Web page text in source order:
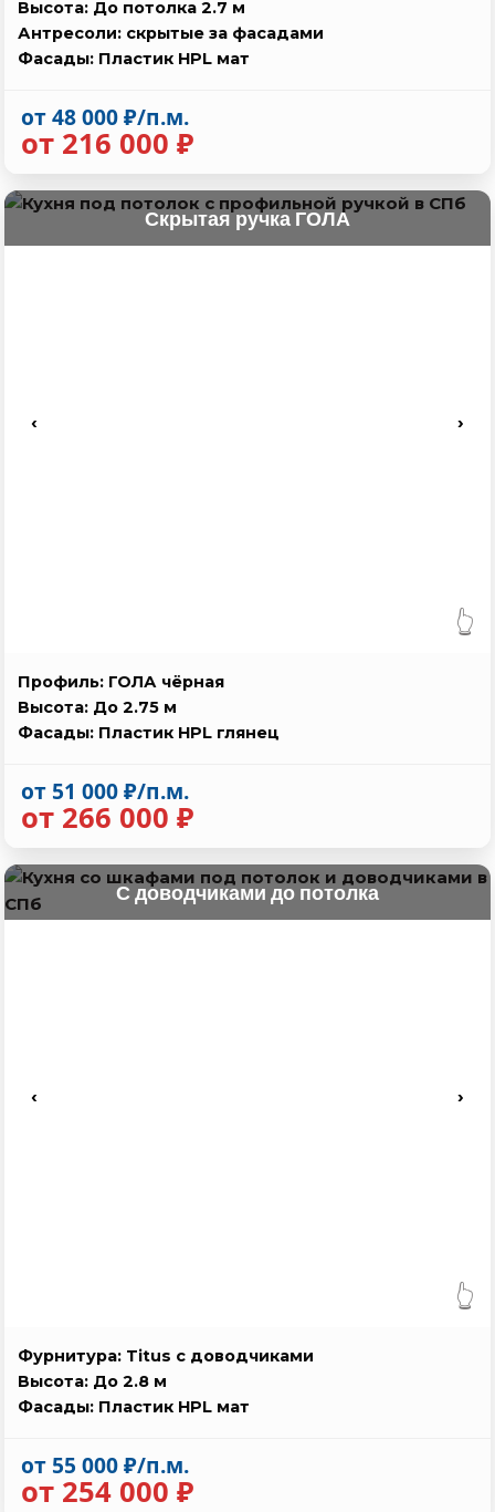
Высота: До потолка 2.7 м
Антресоли: скрытые за фасадами
Фасады: Пластик HPL мат
от 48 000 ₽/п.м.
от 216 000 ₽
Скрытая ручка ГОЛА
‹ ›
👆
Профиль: ГОЛА чёрная
Высота: До 2.75 м
Фасады: Пластик HPL глянец
от 51 000 ₽/п.м.
от 266 000 ₽
С доводчиками до потолка
‹ ›
👆
Фурнитура: Titus с доводчиками
Высота: До 2.8 м
Фасады: Пластик HPL мат
от 55 000 ₽/п.м.
от 254 000 ₽